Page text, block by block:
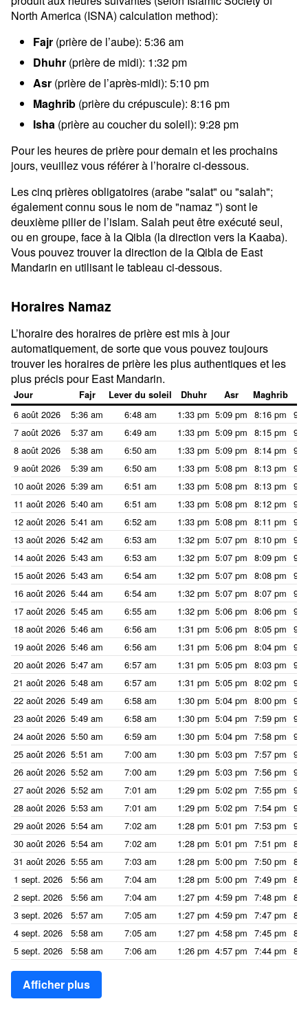
North America (ISNA) calculation method):
Fajr (prière de l’aube): 5:36 am
Dhuhr (prière de midi): 1:32 pm
Asr (prière de l’après-midi): 5:10 pm
Maghrib (prière du crépuscule): 8:16 pm
Isha (prière au coucher du soleil): 9:28 pm
Pour les heures de prière pour demain et les prochains
jours, veuillez vous référer à l’horaire ci-dessous.
Les cinq prières obligatoires (arabe "salat" ou "salah";
également connu sous le nom de "namaz ") sont le
deuxième pilier de l’islam. Salah peut être exécuté seul,
ou en groupe, face à la Qibla (la direction vers la Kaaba).
Vous pouvez trouver la direction de la Qibla de East
Mandarin en utilisant le tableau ci-dessous.
Horaires Namaz
L’horaire des horaires de prière est mis à jour
automatiquement, de sorte que vous pouvez toujours
trouver les horaires de prière les plus authentiques et les
plus précis pour East Mandarin.
Jour Fajr Lever du soleil Dhuhr Asr Maghrib
6 août 2026 5:36 am 6:48 am 1:33 pm 5:09 pm 8:16 pm
7 août 2026
5:37 am 6:49 am 1:33 pm 5:09 pm 8:15 pm
8 août 2026
5:38 am 6:50 am 1:33 pm 5:09 pm 8:14 pm
9 août 2026
5:39 am 6:50 am 1:33 pm 5:08 pm 8:13 pm
10 août 2026 5:39 am 6:51 am 1:33 pm 5:08 pm 8:13 pm
11 août 2026 5:40 am 6:51 am 1:33 pm 5:08 pm 8:12 pm
12 août 2026 5:41 am 6:52 am 1:33 pm 5:08 pm 8:11 pm
13 août 2026 5:42 am 6:53 am 1:32 pm 5:07 pm 8:10 pm
14 août 2026 5:43 am 6:53 am 1:32 pm 5:07 pm 8:09 pm
15 août 2026 5:43 am 6:54 am 1:32 pm 5:07 pm 8:08 pm
16 août 2026 5:44 am 6:54 am 1:32 pm 5:07 pm 8:07 pm
17 août 2026 5:45 am 6:55 am 1:32 pm 5:06 pm 8:06 pm
18 août 2026 5:46 am 6:56 am 1:31 pm 5:06 pm 8:05 pm
19 août 2026 5:46 am 6:56 am 1:31 pm 5:06 pm 8:04 pm
20 août 2026 5:47 am 6:57 am 1:31 pm 5:05 pm 8:03 pm
21 août 2026 5:48 am 6:57 am 1:31 pm 5:05 pm 8:02 pm
22 août 2026 5:49 am 6:58 am 1:30 pm 5:04 pm 8:00 pm
23 août 2026 5:49 am 6:58 am 1:30 pm 5:04 pm 7:59 pm
24 août 2026 5:50 am 6:59 am 1:30 pm 5:04 pm 7:58 pm
25 août 2026 5:51 am 7:00 am 1:30 pm 5:03 pm 7:57 pm
26 août 2026 5:52 am 7:00 am 1:29 pm 5:03 pm 7:56 pm
27 août 2026 5:52 am 7:01 am 1:29 pm 5:02 pm 7:55 pm
28 août 2026 5:53 am 7:01 am 1:29 pm 5:02 pm 7:54 pm
29 août 2026 5:54 am 7:02 am 1:28 pm 5:01 pm 7:53 pm
30 août 2026 5:54 am 7:02 am 1:28 pm 5:01 pm 7:51 pm
31 août 2026 5:55 am 7:03 am 1:28 pm 5:00 pm 7:50 pm
1 sept. 2026
5:56 am 7:04 am 1:28 pm 5:00 pm 7:49 pm
2 sept. 2026
5:56 am 7:04 am 1:27 pm 4:59 pm 7:48 pm
3 sept. 2026
5:57 am 7:05 am 1:27 pm 4:59 pm 7:47 pm
4 sept. 2026
5:58 am 7:05 am 1:27 pm 4:58 pm 7:45 pm
5 sept. 2026
5:58 am 7:06 am 1:26 pm 4:57 pm 7:44 pm
Afficher plus